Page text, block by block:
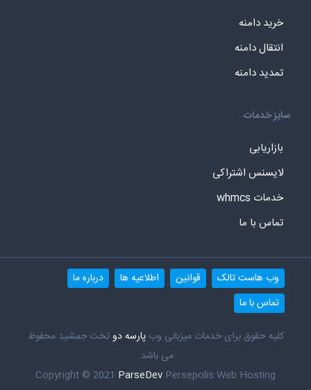
خرید دامنه
انتقال دامنه
تمدید دامنه
سایز خدمات
بازاریابی
لایسنس اشتراکی
خدمات whmcs
تماس با ما
وب هاست تالک قوانین اطلاعیه ها
درباره ما
تماس با ما
کلیه حقوق برای خدمات میزبانی وبپارسه دوتخت جمشید محفوظ
می باشد.
Copyright © 2021 ParseDev Persepolis Web Hosting